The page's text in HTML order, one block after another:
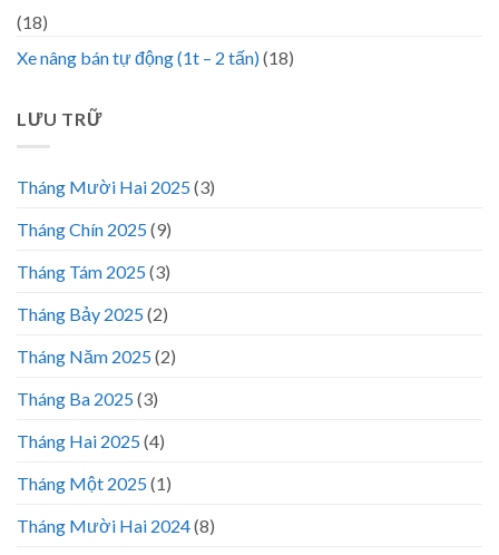
(18)
Xe nâng bán tự động (1t – 2 tấn)(18)
LƯU TRỮ
Tháng Mười Hai 2025(3)
Tháng Chín 2025(9)
Tháng Tám 2025(3)
Tháng Bảy 2025(2)
Tháng Năm 2025(2)
Tháng Ba 2025(3)
Tháng Hai 2025(4)
Tháng Một 2025(1)
Tháng Mười Hai 2024(8)